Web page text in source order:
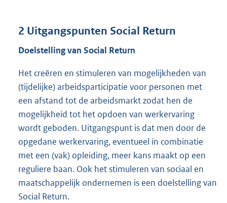
2 Uitgangspunten Social Return
Doelstelling van Social Return
Het creëren en stimuleren van mogelijkheden van
(tijdelijke) arbeidsparticipatie voor personen met
een afstand tot de arbeidsmarkt zodat hen de
mogelijkheid tot het opdoen van werkervaring
wordt geboden. Uitgangspunt is dat men door de
opgedane werkervaring, eventueel in combinatie
met een (vak) opleiding, meer kans maakt op een
reguliere baan. Ook het stimuleren van sociaal en
maatschappelijk ondernemen is een doelstelling van
Social Return.